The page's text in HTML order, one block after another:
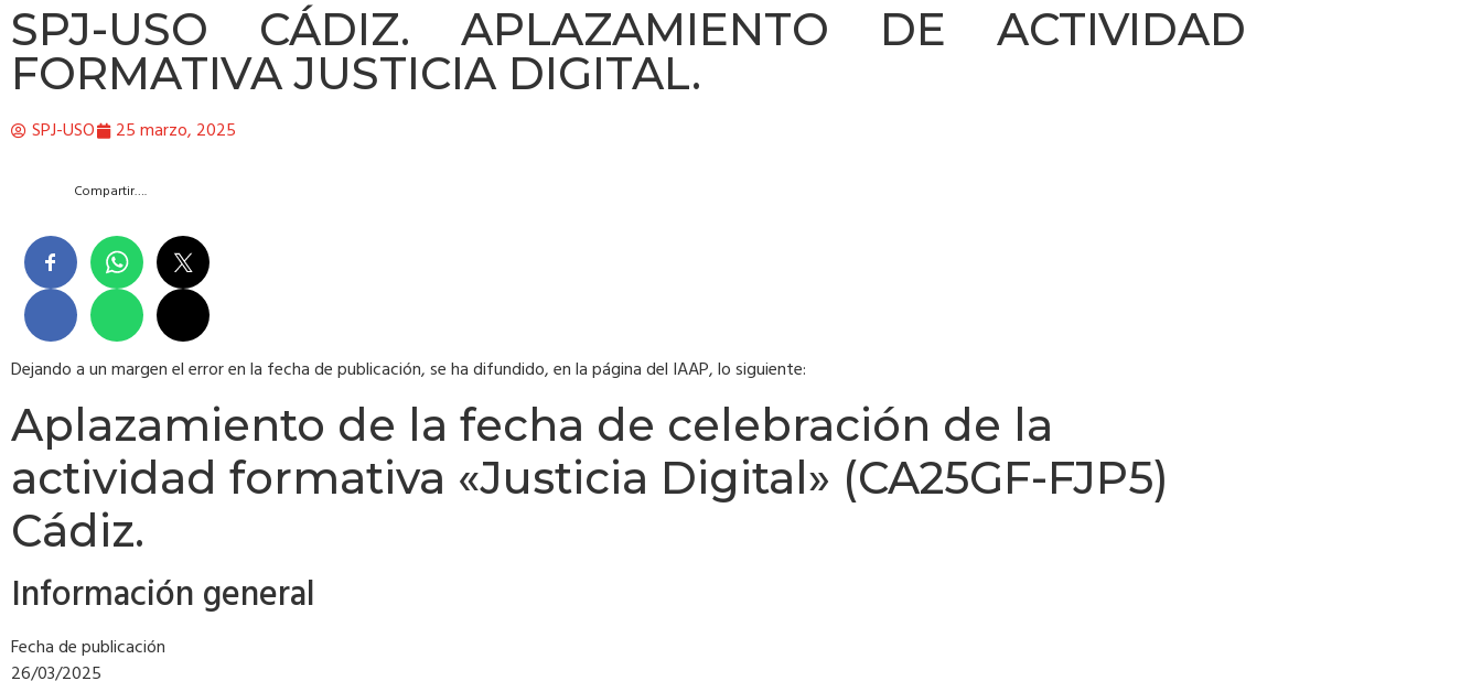
SPJ-USO CÁDIZ. APLAZAMIENTO DE ACTIVIDAD
FORMATIVA JUSTICIA DIGITAL.
SPJ-USO 25 marzo, 2025
Compartir….
Dejando a un margen el error en la fecha de publicación, se ha difundido, en la página del IAAP, lo siguiente:
Aplazamiento de la fecha de celebración de la
actividad formativa «Justicia Digital» (CA25GF-FJP5)
Cádiz.
Información general
Fecha de publicación
26/03/2025